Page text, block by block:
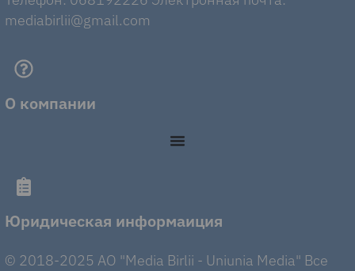
mediabirlii@gmail.com
О компании
Юридическая информаиция
© 2018-2025 AO "Media Birlii - Uniunia Media" Все